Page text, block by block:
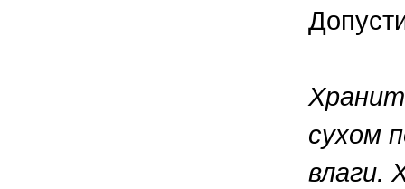
сухом
влаги.